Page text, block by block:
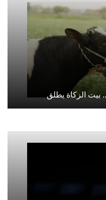
الزكاة يطلق